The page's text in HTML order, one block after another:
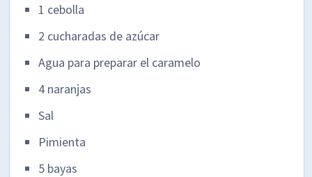
1 cebolla
2 cucharadas de azúcar
Agua para preparar el caramelo
4 naranjas
Sal
Pimienta
5 bayas